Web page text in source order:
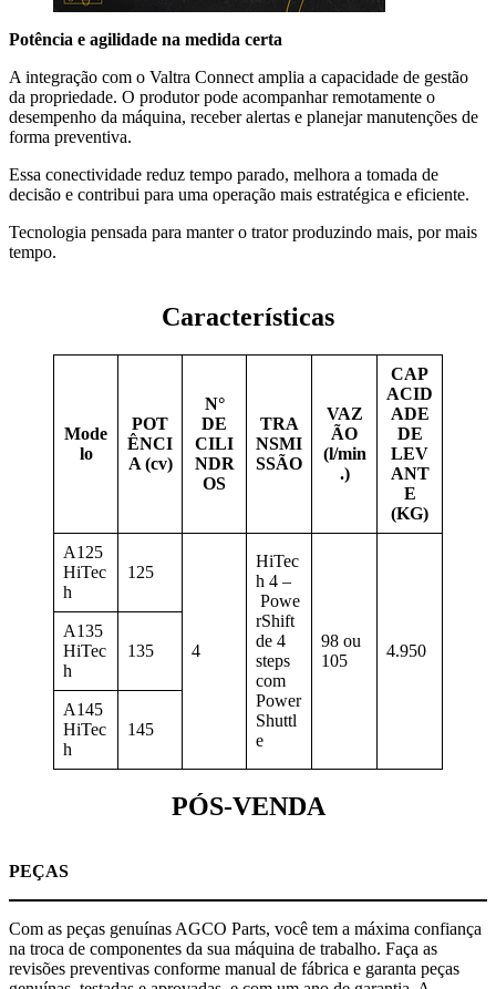
Potência e agilidade na medida certa
A integração com o Valtra Connect amplia a capacidade de gestão
da propriedade. O produtor pode acompanhar remotamente o
desempenho da máquina, receber alertas e planejar manutenções de
forma preventiva.
Essa conectividade reduz tempo parado, melhora a tomada de
decisão e contribui para uma operação mais estratégica e eficiente.
Tecnologia pensada para manter o trator produzindo mais, por mais
tempo.
Características
Mode
lo
POT
ÊNCI
A (cv)
N°
DE
CILI
NDR
OS
TRA
NSMI
SSÃO
VAZ
ÃO
(l/min
.)
CAP
ACID
ADE
DE
LEV
ANT
E
(KG)
A125
HiTec
h
125
4
HiTec
h 4 –
Powe
rShift
de 4
steps
com
Power
Shuttl
e
98 ou
105
4.950
A135
HiTec
h
135
A145
HiTec
h
145
PÓS-VENDA
PEÇAS
Com as peças genuínas AGCO Parts, você tem a máxima confiança
na troca de componentes da sua máquina de trabalho. Faça as
revisões preventivas conforme manual de fábrica e garanta peças